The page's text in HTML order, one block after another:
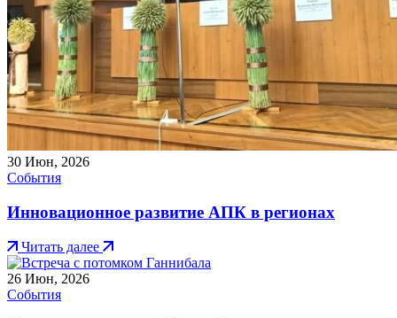
30 Июн, 2026
События
Инновационное развитие АПК в регионах
Читать далее
26 Июн, 2026
События